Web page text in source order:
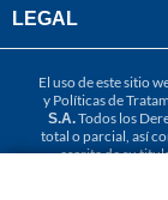
LEGAL
El uso de este sitio
y Políticas de
S.A.Todos los
total o parcial, así
escrita de su